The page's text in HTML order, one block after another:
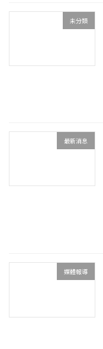
未分類
最新消息
媒體報導